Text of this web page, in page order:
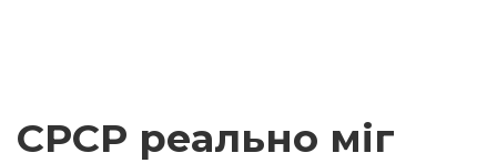
СРСР реально міг